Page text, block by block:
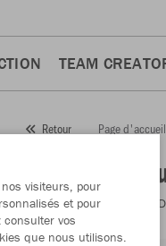
TEAM
Retour Page d'accueil
Numéro d’article: -
visiteurs, pour
et pour
consulter vos
que nous utilisons.